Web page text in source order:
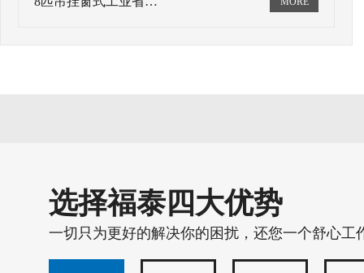
选择福泰四大优势
一切只为更好的解决你的困扰，还您一个舒心工